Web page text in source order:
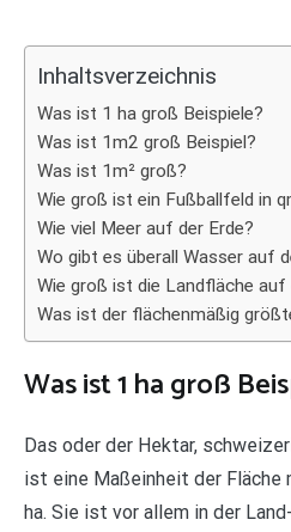
Inhaltsverzeichnis
Was ist 1 ha groß Beispiele?
Was ist 1m2 groß Beispiel?
Was ist 1m² groß?
Wie groß ist ein Fußballfeld in
Wie viel Meer auf der Erde?
Wo gibt es überall Wasser auf
Wie groß ist die Landfläche auf
Was ist der flächenmäßig
Was ist 1 ha groß
Das oder der Hektar,
ist eine Maßeinheit der Fläche
ha. Sie ist vor allem in der